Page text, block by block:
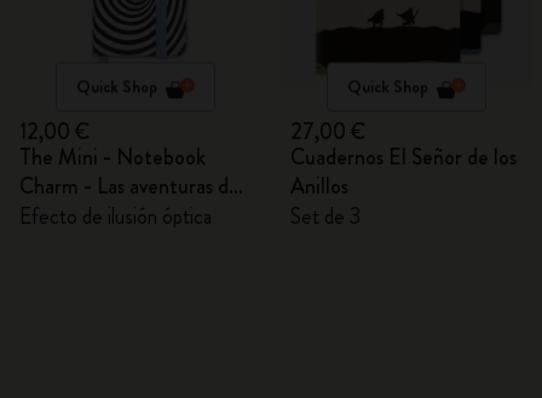
Quick Shop
12,00 €
The Mini - Notebook
Charm - Las aventuras de
Alicia en el País de las
Efecto de ilusión óptica
Quick Shop
27,00 €
Cuadernos El Señor de los
Anillos
Set de 3